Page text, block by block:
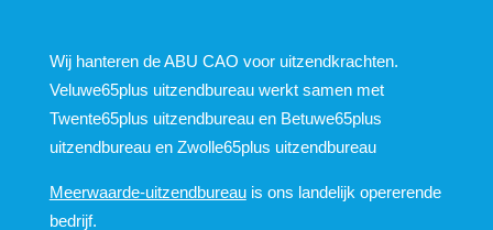
Wij hanteren de ABU CAO voor uitzendkrachten.
Veluwe65plus uitzendbureau werkt samen met
Twente65plus uitzendbureau en Betuwe65plus
uitzendbureau en Zwolle65plus uitzendbureau
Meerwaarde-uitzendbureauis ons landelijk opererende
bedrijf.